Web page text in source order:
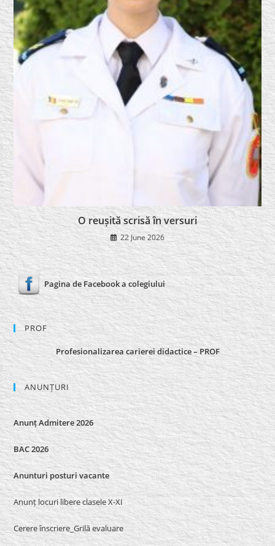
O reușită scrisă în versuri
22 June 2026
Pagina de Facebook a colegiului
PROF
Profesionalizarea carierei didactice – PROF
ANUNȚURI
Anunț Admitere 2026
BAC 2026
Anunturi posturi vacante
Anunț locuri libere clasele X-XI
Cerere înscriere_Grilă evaluare